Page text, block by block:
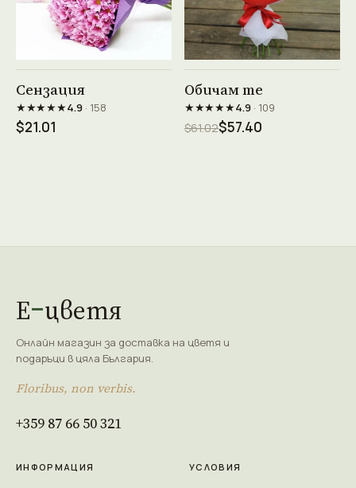
Сензация
★★★★★4.9· 158
$21.01
Обичам те
★★★★★4.9· 109
$61.02$57.40
Е цветя
Онлайн магазин за доставка на цветя и
подаръци в цяла България.
Floribus, non verbis.
+359 87 66 50 321
ИНФОРМАЦИЯ УСЛОВИЯ